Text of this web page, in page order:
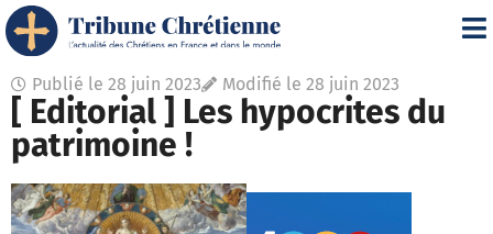
Publié le 28 juin 2023 Modifié le 28 juin 2023
[ Editorial ] Les hypocrites du
patrimoine !